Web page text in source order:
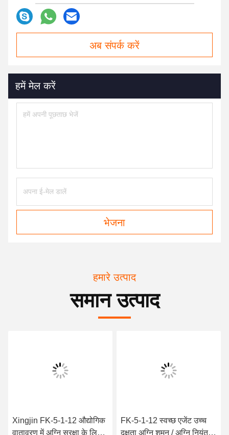
अब संपर्क करें
हमें मेल करें
भेजना
हमारे उत्पाद
समान उत्पाद
Xingjin FK-5-1-12 औद्योगिक
वातावरण में अग्नि सुरक्षा के लिए
FK-5-1-12 स्वच्छ एजेंट उच्च
दक्षता अग्नि शमन / अग्नि नियंत्रण